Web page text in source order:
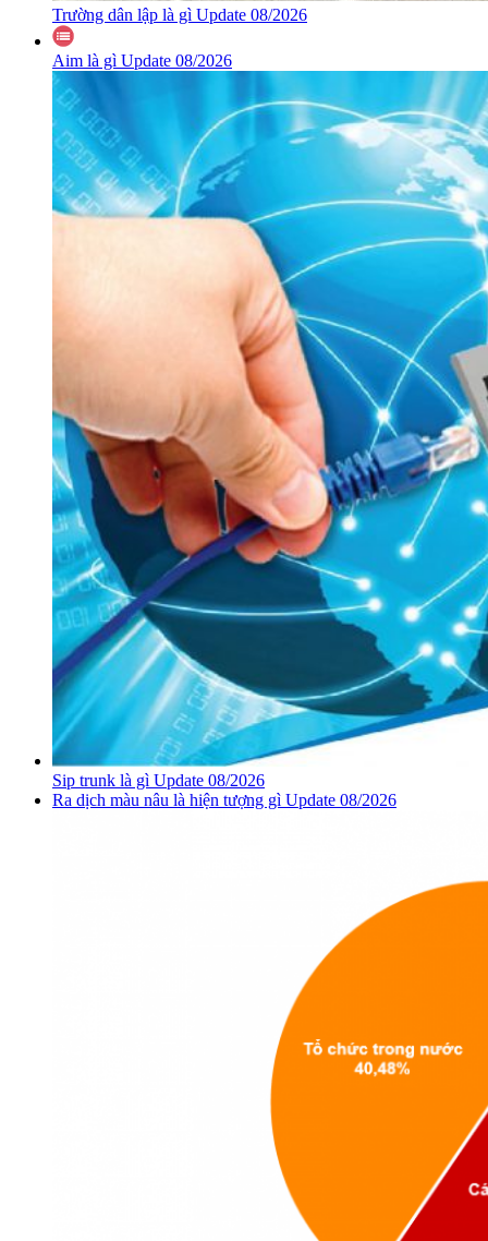
Trường dân lập là gì Update 08/2026
Aim là gì Update 08/2026
Sip trunk là gì Update 08/2026
Ra dịch màu nâu là hiện tượng gì Update 08/2026